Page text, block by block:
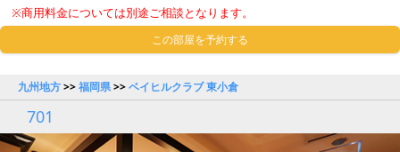
※商用料金については別途ご相談となります。
この部屋を予約する
九州地方>>福岡県>>ベイヒルクラブ 東小倉
701